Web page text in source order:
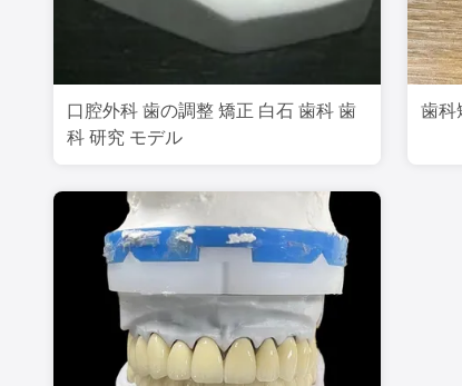
口腔外科 歯の調整 矯正 白石 歯科 歯
科 研究 モデル
歯科